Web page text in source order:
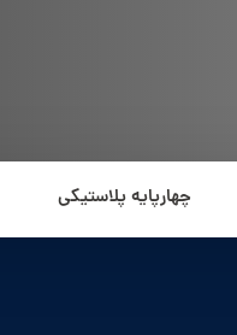
چهارپایه پلاستیکی